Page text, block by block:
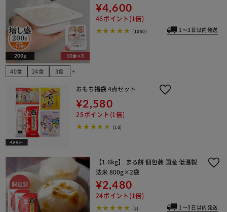
40食 24食 3食 add
¥4,600
46ポイント(1倍)
(1050) 1～3日以内発送
おもち福袋 4点セット
¥2,580
25ポイント(1倍)
(10)
【1.6kg】 まる餅 個包装 国産 低温製
法米 800g×2袋
¥2,480
24ポイント(1倍)
(2) 1～3日以内発送